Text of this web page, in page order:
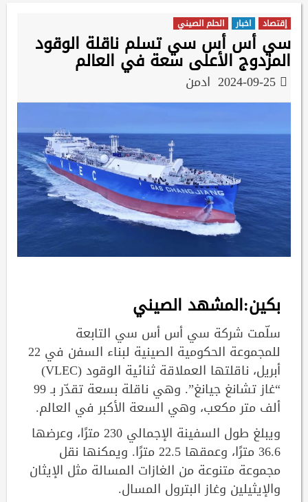
إقتصاد اخبار الحلم الصيني
سي أس أس سي تسلم ناقلة الوقود
المزدوج الأعلى سعة في العالم
ادمن
بكين:المشهد الصيني
سلّمت شركة سي أس أس سي التابعة
للمجموعة الحكومية الصينية لبناء السفن في 22
أبريل، ناقلتها العملاقة ثنائية الوقود (VLEC)
“غاز تشانغ جيانغ”. وهي ناقلة بسعة تقدّر بـ 99
ألف متر مكعب، وهي السعة الأكبر في العالم.
ويبلغ طول السفينة الإجمالي 230 مترًا، وعرضها
36.6 مترًا، وعمقها 22.5 مترًا. ويمكنها نقل
مجموعة متنوعة من الغازات المسالة مثل الإيثان
والإيثيلين وغاز البترول المسال.